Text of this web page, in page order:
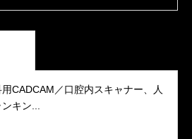
CADCAM／口腔内スキャナー、人
キン...